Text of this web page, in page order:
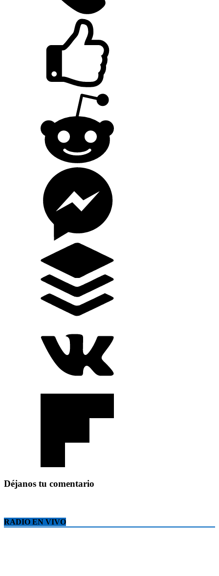
Déjanos tu comentario
RADIO EN VIVO